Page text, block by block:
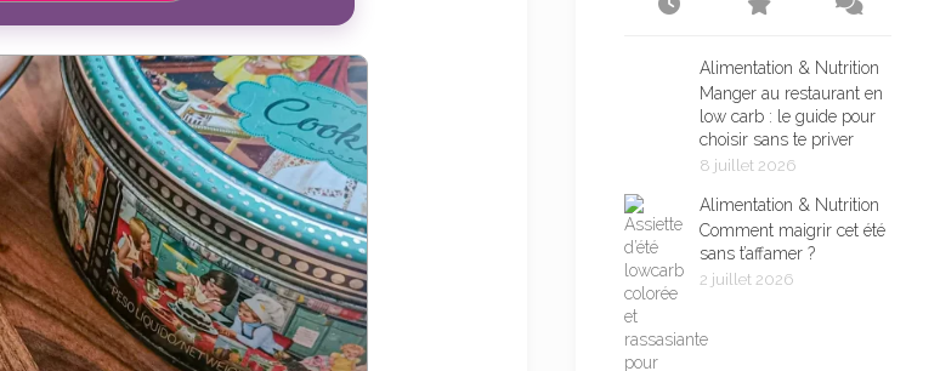
Alimentation & Nutrition
Manger au restaurant en
low carb : le guide pour
choisir sans te priver
8 juillet 2026
Alimentation & Nutrition
Comment maigrir cet été
sans t’affamer ?
2 juillet 2026